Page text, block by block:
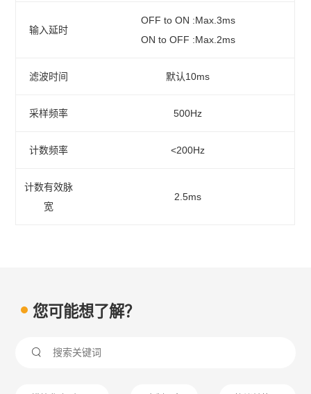
输入延时
OFF to ON :Max.3ms
ON to OFF :Max.2ms
滤波时间 默认10ms
采样频率 500Hz
计数频率 <200Hz
计数有效脉
宽
2.5ms
您可能想了解？
